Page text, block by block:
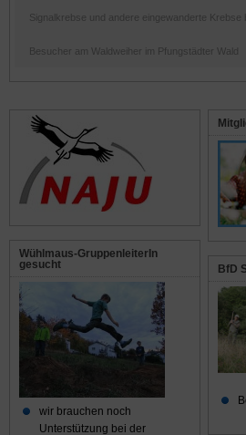
Signalkrebse und andere eingewanderte Krebse
Besucher am Waldweiher im Pfungstädter Wald
BfD
Wühlmaus-GruppenleiterIn
gesucht
wir brauchen noch
Unterstützung bei der